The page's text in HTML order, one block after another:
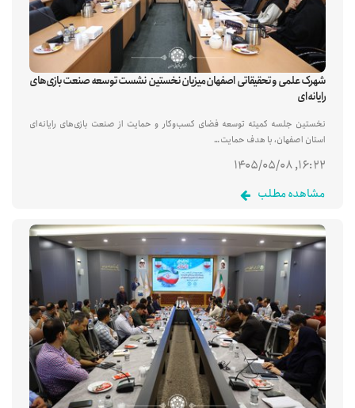
شهرک علمی و تحقیقاتی اصفهان میزبان نخستین نشست توسعه صنعت بازی‌های
رایانه‌ای
نخستین جلسه کمیته توسعه فضای کسب‌وکار و حمایت از صنعت بازی‌های رایانه‌ای
استان اصفهان، با هدف حمایت…
۱۶:۲۲, ۱۴۰۵/۰۵/۰۸
مشاهده مطلب